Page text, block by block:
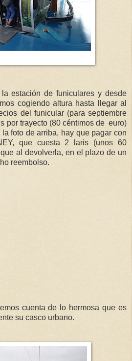
estación de funiculares y desde
cogiendo altura hasta llegar al
del funicular (para septiembre
por trayecto (80 céntimos de euro)
foto de arriba, hay que pagar con
que cuesta 2 laris (unos 60
al devolverla, en el plazo de un
reembolso.
cuenta de lo hermosa que es
su casco urbano.